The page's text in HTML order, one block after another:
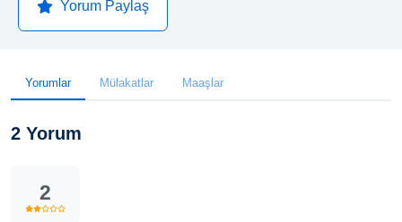
Yorum Paylaş
Yorumlar Mülakatlar Maaşlar
2 Yorum
2